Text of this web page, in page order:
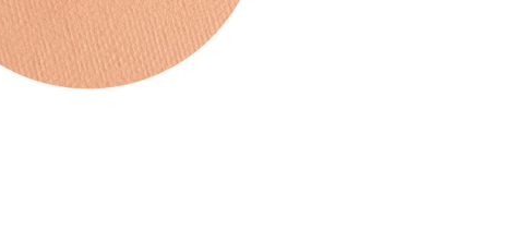
CREARE UN ACCOUNT